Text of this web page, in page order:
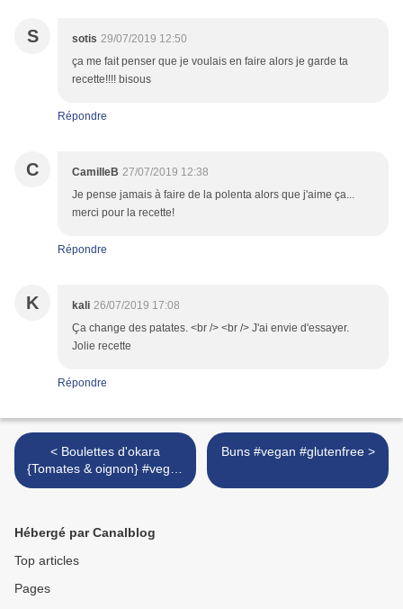
S sotis 29/07/2019 12:50
ça me fait penser que je voulais en faire alors je garde ta
recette!!!! bisous
Répondre
C CamilleB 27/07/2019 12:38
Je pense jamais à faire de la polenta alors que j'aime ça...
merci pour la recette!
Répondre
K kali 26/07/2019 17:08
Ça change des patates. <br /> <br /> J'ai envie d'essayer.
Jolie recette
Répondre
< Boulettes d'okara
{Tomates & oignon} #vegan
#glutenfree
Buns #vegan #glutenfree >
Hébergé par Canalblog
Top articles
Pages